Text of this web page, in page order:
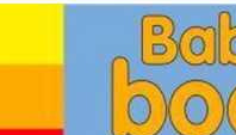
Wat is je e-mailadres?*
Aanmelden